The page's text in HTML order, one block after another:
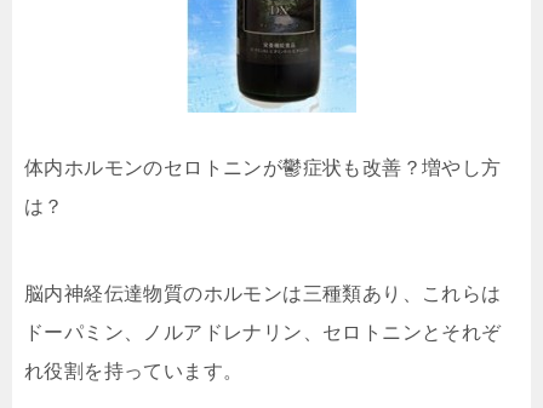
体内ホルモンのセロトニンが鬱症状も改善？増やし方
は？
脳内神経伝達物質のホルモンは三種類あり、これらは
ドーパミン、ノルアドレナリン、セロトニンとそれぞ
れ役割を持っています。